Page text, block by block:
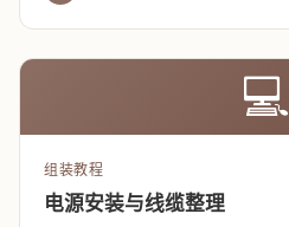
💻
组装教程
电源安装与线缆整理